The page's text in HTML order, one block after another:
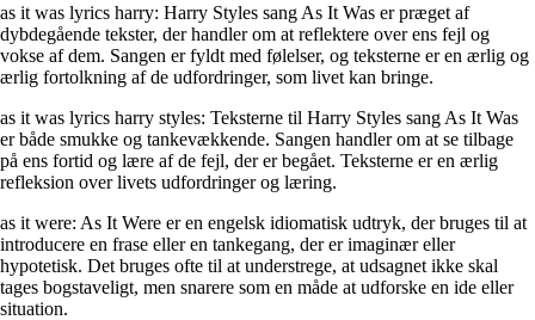
as it was lyrics harry: Harry Styles sang As It Was er præget af
dybdegående tekster, der handler om at reflektere over ens fejl og
vokse af dem. Sangen er fyldt med følelser, og teksterne er en ærlig og
ærlig fortolkning af de udfordringer, som livet kan bringe.
as it was lyrics harry styles: Teksterne til Harry Styles sang As It Was
er både smukke og tankevækkende. Sangen handler om at se tilbage
på ens fortid og lære af de fejl, der er begået. Teksterne er en ærlig
refleksion over livets udfordringer og læring.
as it were: As It Were er en engelsk idiomatisk udtryk, der bruges til at
introducere en frase eller en tankegang, der er imaginær eller
hypotetisk. Det bruges ofte til at understrege, at udsagnet ikke skal
tages bogstaveligt, men snarere som en måde at udforske en ide eller
situation.